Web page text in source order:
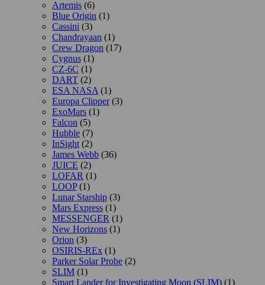
Artemis (6)
Blue Origin (1)
Cassini (3)
Chandrayaan (1)
Crew Dragon (17)
Cygnus (1)
CZ-6C (1)
DART (2)
ESA NASA (1)
Europa Clipper(3)
ExoMars (1)
Falcon (5)
Hubble (7)
InSight (2)
James Webb (36)
JUICE (2)
LOFAR (1)
LOOP(1)
Lunar Starship (3)
Mars Express (1)
MESSENGER (1)
New Horizons (1)
Orion (3)
OSIRIS-REx (1)
Parker Solar Probe (2)
SLIM (1)
Smart Lander for Investigating Moon (SLIM) (1)